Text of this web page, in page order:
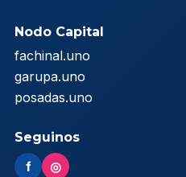
Nodo Capital
fachinal.uno
garupa.uno
posadas.uno
Seguinos
f ◎